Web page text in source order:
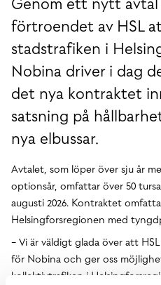
förtroendet av HSL
stadstrafiken i
Nobina driver i dag
det nya kontraktet
satsning på
nya elbussar.
Avtalet, som löper över sju år
optionsår, omfattar över 50
augusti 2026. Kontraktet
Helsingforsregionen med
− Vi är väldigt glada över att
för Nobina och ger oss
kollektivtrafiken i